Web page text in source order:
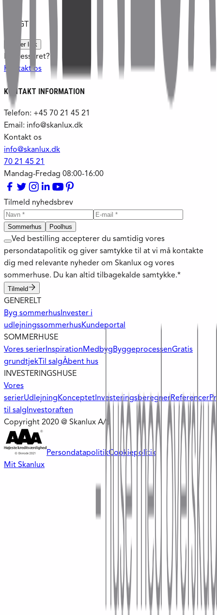
SOLGT
Kopier link
Interesseret?
Kontakt os
KONTAKT INFORMATION
Telefon: +45 70 21 45 21
Email: info@skanlux.dk
Kontakt os
info@skanlux.dk
70 21 45 21
Mandag-Fredag 08:00-16:00
Tilmeld nyhedsbrev
Sommerhus Poolhus
Ved bestilling accepterer du samtidig vores
persondatapolitik og giver samtykke til at vi må kontakte
dig med relevante nyheder om Skanlux og vores
sommerhuse. Du kan altid tilbagekalde samtykke.*
Tilmeld
GENERELT
Byg sommerhusInvester i
udlejningssommerhusKundeportal
SOMMERHUSE
Vores serierInspirationMedbygByggeprocessenGratis
grundtjek Til salgÅbent hus
INVESTERINGSHUSE
Vores
serierUdlejningKonceptetInvesteringsberegnerReferencer
til salgInvestoraften
Copyright 2020 @ Skanlux A/S
PersondatapolitikCookiepolitik
Mit Skanlux